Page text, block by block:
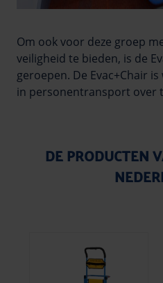
Om ook voor deze groep
veiligheid te bieden, is de
geroepen. De Evac+Chair
in personentransport over
DE PRODUCTEN